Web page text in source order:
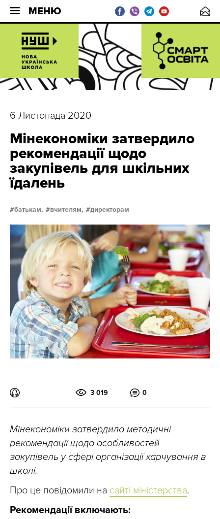
МЕНЮ
6 Листопада 2020
Мінекономіки затвердило
рекомендації щодо
закупівель для шкільних
їдалень
батькам, вчителям, директорам
3 019 0
Мінекономіки затвердило методичні
рекомендації щодо особливостей
закупівель у сфері організації харчування в
школі.
Про це повідомили на сайті міністерства.
Рекомендації включають: